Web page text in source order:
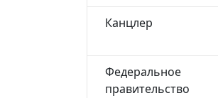
Канцлер
Федеральное
правительство